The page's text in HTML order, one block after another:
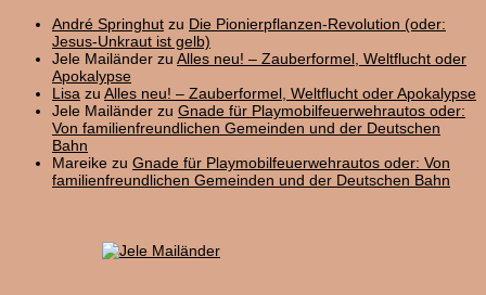
André Springhut zu Die Pionierpflanzen-Revolution (oder:
Jesus-Unkraut ist gelb)
Jele Mailänder zu Alles neu! – Zauberformel, Weltflucht oder
Apokalypse
Lisa zu Alles neu! – Zauberformel, Weltflucht oder Apokalypse
Jele Mailänder zu Gnade für Playmobilfeuerwehrautos oder:
Von familienfreundlichen Gemeinden und der Deutschen
Bahn
Mareike zu Gnade für Playmobilfeuerwehrautos oder: Von
familienfreundlichen Gemeinden und der Deutschen Bahn